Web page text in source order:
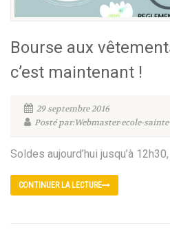
Bourse aux
c’est maintenant !
29 septembre 2016
Posté par:Webmaster-ecole-
Soldes aujourd’hui jusqu’à
CONTINUER LA LECTURE